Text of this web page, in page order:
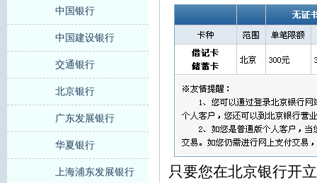
中国银行
中国建设银行
交通银行
北京银行
广东发展银行
华夏银行
上海浦东发展银行
只要您在北京银行开